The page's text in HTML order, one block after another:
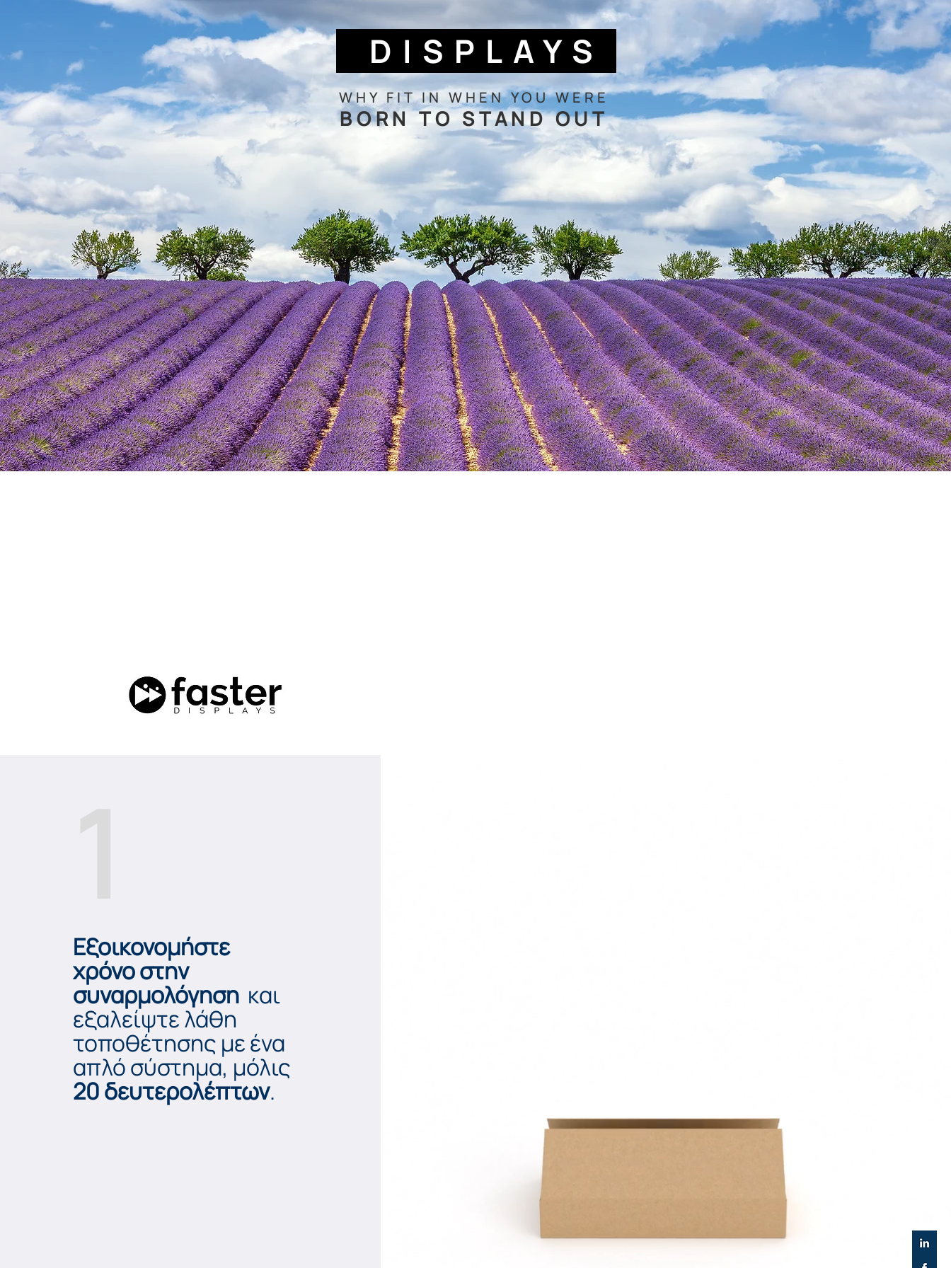
DISPLAYS
WHY FIT IN WHEN YOU WERE
BORN TO STAND OUT
1
Eξοικονομήστε
χρόνο στην
συναρμολόγηση και
εξαλείψτε λάθη
τοποθέτησης με ένα
απλό σύστημα, μόλις
20 δευτερολέπτων.